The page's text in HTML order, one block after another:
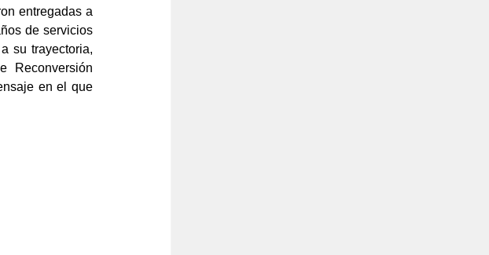
de servicios
su trayectoria,
Reconversión
en el que